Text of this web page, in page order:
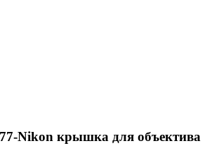
Nikon крышка для объектива